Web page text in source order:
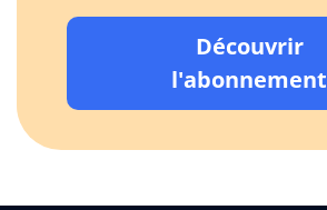
Découvrir
l'abonnement